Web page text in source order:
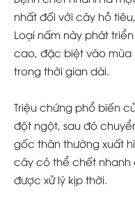
nhất đối với cây hồ
Loại nấm này phát
cao, đặc biệt vào mùa
trong thời gian dài.
Triệu chứng phổ biến
đột ngột, sau đó
gốc thân thường xuất
cây có thể chết nhanh
được xử lý kịp thời.